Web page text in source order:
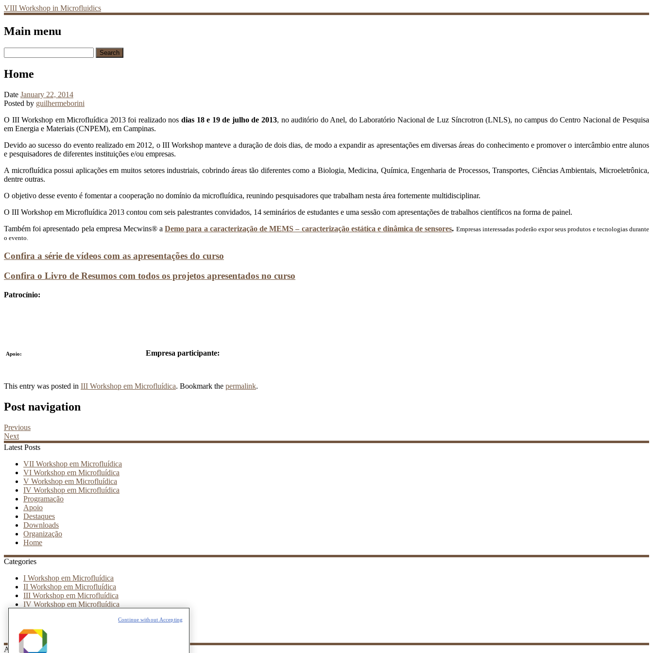
VIII Workshop in Microfluidics
Main menu
to
content
for:
Home
Date January 22, 2014
Posted by guilhermeborini
O III Workshop em Microfluídica 2013 foi realizado nosdias 18 e 19 de julho de 2013, no auditório do Anel, do Laboratório Nacional de Luz Síncrotron (LNLS), no campus do Centro Nacional de Pesquisa
em Energia e Materiais (CNPEM), em Campinas.
Devido ao sucesso do evento realizado em 2012, o III Workshop manteve a duração de dois dias, de modo a expandir as apresentações em diversas áreas do conhecimento e promover o intercâmbio entre alunos
e pesquisadores de diferentes instituições e/ou empresas.
A microfluídica possui aplicações em muitos setores industriais, cobrindo áreas tão diferentes como a Biologia, Medicina, Química, Engenharia de Processos, Transportes, Ciências Ambientais, Microeletrônica,
dentre outras.
O objetivo desse evento é fomentar a cooperação no domínio da microfluídica, reunindo pesquisadores que trabalham nesta área fortemente multidisciplinar.
O III Workshop em Microfluídica 2013 contou com seis palestrantes convidados, 14 seminários de estudantes e uma sessão com apresentações de trabalhos científicos na forma de painel.
Também foi apresentado pela empresa Mecwins® aDemo para a caracterização de MEMS – caracterização estática e dinâmica de sensores. Empresas interessadas poderão expor seus produtos e tecnologias durante
o evento.
Confira a série de vídeos com as apresentações do curso
Confira o Livro de Resumos com todos os projetos apresentados no curso
Patrocínio:
Apoio: Empresa participante:
This entry was posted in III Workshop em Microfluídica. Bookmark the permalink.
Post navigation
Previous
Next
Latest Posts
VII Workshop em Microfluídica
VI Workshop em Microfluídica
V Workshop em Microfluídica
IV Workshop em Microfluídica
Programação
Apoio
Destaques
Downloads
Organização
Home
Categories
I Workshop em Microfluídica
II Workshop em Microfluídica
III Workshop em Microfluídica
IV Workshop em Microfluídica
VI Workshop em Microfluídica
VII Workshop em Microfluídica
Archives
Continue without Accepting